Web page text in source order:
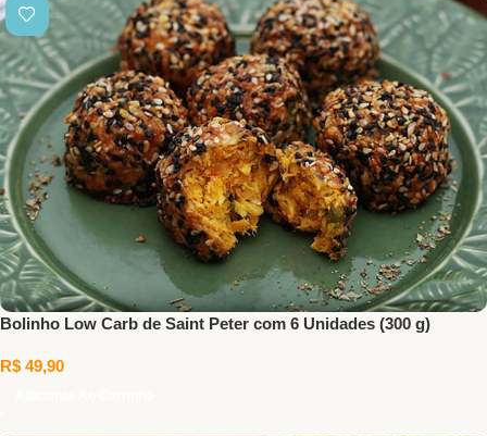
Bolinho Low Carb de Saint Peter com 6 Unidades (300 g)
R$ 49,90